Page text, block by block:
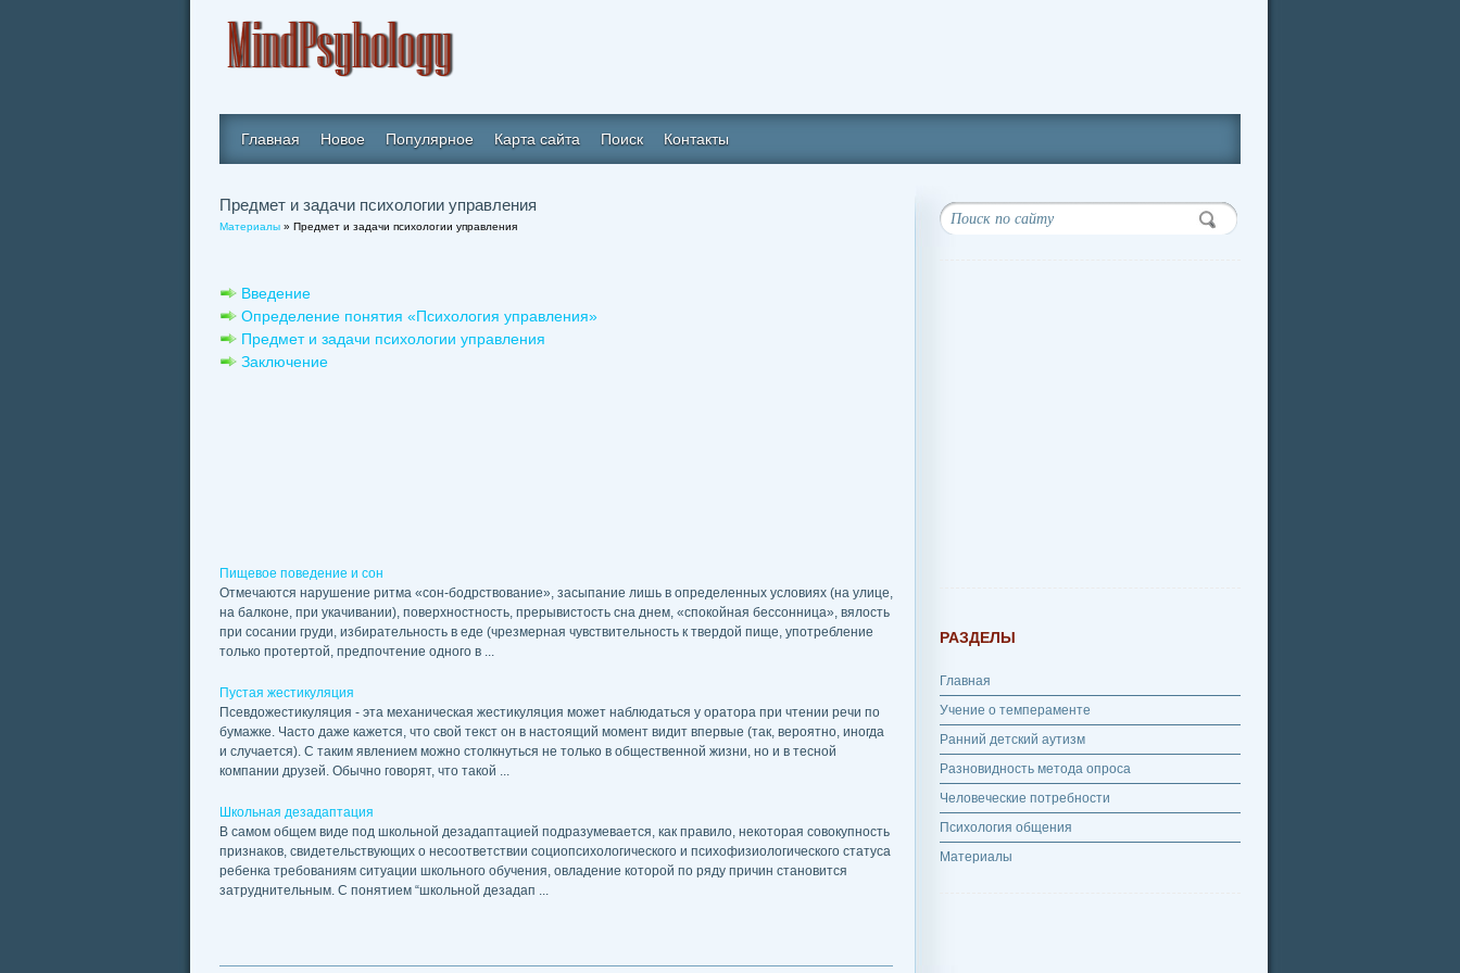
Главная Новое Популярное Карта сайта Поиск Контакты
Предмет и задачи психологии управления
Материалы » Предмет и задачи психологии управления
Введение
Определение понятия «Психология управления»
Предмет и задачи психологии управления
Заключение
Пищевое поведение и сон
Отмечаются нарушение ритма «сон-бодрствование», засыпание лишь в определенных условиях (на улице,
на балконе, при укачивании), поверхностность, прерывистость сна днем, «спокойная бессонница», вялость
при сосании груди, избирательность в еде (чрезмерная чувствительность к твердой пище, употребление
только протертой, предпочтение одного в ...
Пустая жестикуляция
Псевдожестикуляция - эта механическая жестикуляция может наблюдаться у оратора при чтении речи по
бумажке. Часто даже кажется, что свой текст он в настоящий момент видит впервые (так, вероятно, иногда
и случается). С таким явлением можно столкнуться не только в общественной жизни, но и в тесной
компании друзей. Обычно говорят, что такой ...
Школьная дезадаптация
В самом общем виде под школьной дезадаптацией подразумевается, как правило, некоторая совокупность
признаков, свидетельствующих о несоответствии социопсихологического и психофизиологического статуса
ребенка требованиям ситуации школьного обучения, овладение которой по ряду причин становится
затруднительным. С понятием “школьной дезадап ...
РАЗДЕЛЫ
Главная
Учение о темпераменте
Ранний детский аутизм
Разновидность метода опроса
Человеческие потребности
Психология общения
Материалы